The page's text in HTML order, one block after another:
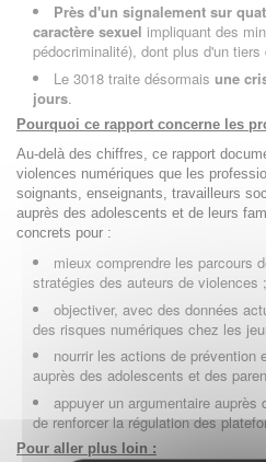
Près d'un signalement sur
caractère sexuel impliquant des
pédocriminalité), dont plus d'un
Le 3018 traite désormais une
jours.
Pourquoi ce rapport concerne les
Au-delà des chiffres, ce rapport
violences numériques que les
soignants, enseignants, travailleurs
auprès des adolescents et de leurs
concrets pour :
mieux comprendre les parcours
stratégies des auteurs de violences ;
objectiver, avec des données
des risques numériques chez les
nourrir les actions de prévention
auprès des adolescents et des
appuyer un argumentaire
de renforcer la régulation des
Pour aller plus loin :